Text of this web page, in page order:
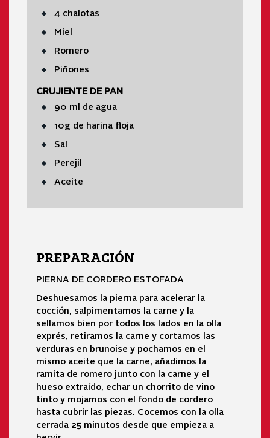
4 chalotas
Miel
Romero
Piñones
CRUJIENTE DE PAN
90 ml de agua
10g de harina floja
Sal
Perejil
Aceite
PREPARACIÓN
PIERNA DE CORDERO ESTOFADA
Deshuesamos la pierna para acelerar la
cocción, salpimentamos la carne y la
sellamos bien por todos los lados en la olla
exprés, retiramos la carne y cortamos las
verduras en brunoise y pochamos en el
mismo aceite que la carne, añadimos la
ramita de romero junto con la carne y el
hueso extraído, echar un chorrito de vino
tinto y mojamos con el fondo de cordero
hasta cubrir las piezas. Cocemos con la olla
cerrada 25 minutos desde que empieza a